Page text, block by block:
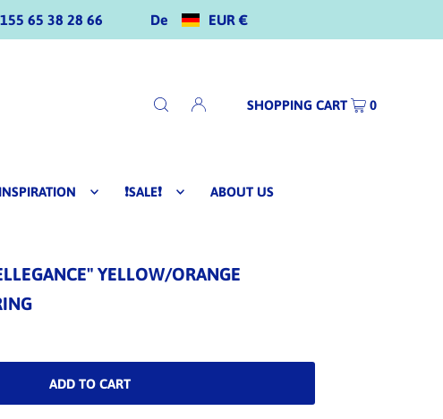
65 38 28 66 De EUR €
INSPIRATION ❗SALE❗ ABOUT US
SHOPPING CART 0
YELLOW/ORANGE